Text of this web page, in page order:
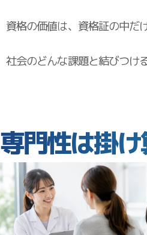
資格の価値は、資格証の中だ
社会のどんな課題と結びつけ
専門性は掛